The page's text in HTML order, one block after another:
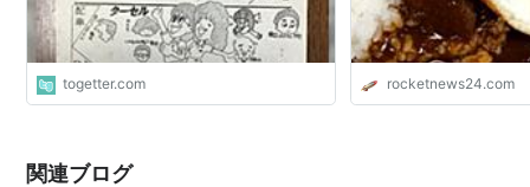
togetter.com rocketnews24.com
関連ブログ